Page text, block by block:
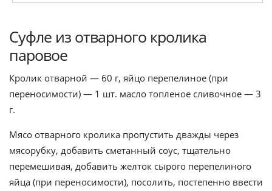
Суфле из отварного кролика
паровое
Кролик отварной — 60 г, яйцо перепелиное (при
переносимости) — 1 шт. масло топленое сливочное — 3
г.
Мясо отварного кролика пропустить дважды через
мясорубку, добавить сметанный соус, тщательно
перемешивая, добавить желток сырого перепелиного
яйца (при переносимости), посолить, постепенно ввести